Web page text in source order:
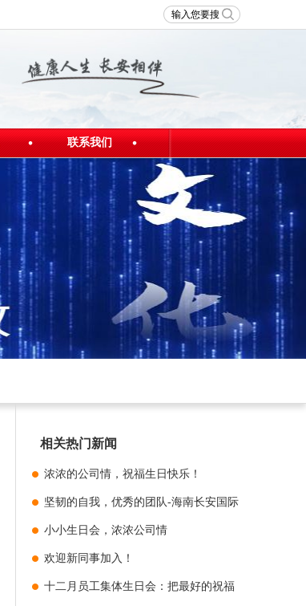
联系我们
联系我们
人才招聘
相关热门新闻
浓浓的公司情，祝福生日快乐！
坚韧的自我，优秀的团队-海南长安国际
制药有限公司2019年全员拓展
小小生日会，浓浓公司情
欢迎新同事加入！
十二月员工集体生日会：把最好的祝福